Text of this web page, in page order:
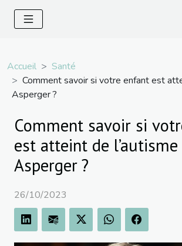
Accueil
Santé
Comment savoir si votre enfant est
Asperger ?
Comment savoir si
est atteint de l’autisme
Asperger ?
26/10/2023